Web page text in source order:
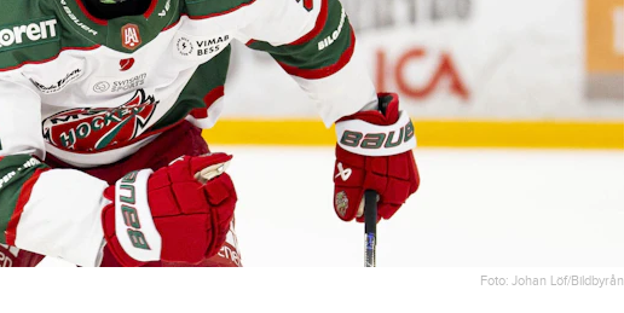
Foto: Johan Löf/Bildbyrån